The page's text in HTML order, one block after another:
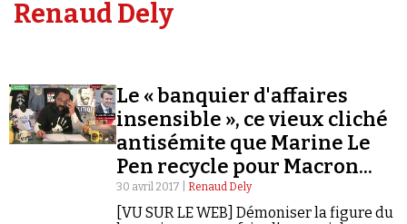
Analyses
Vidéos
Émissions
Revues de presse
Renaud Dely
Le « banquier d'affaires
insensible », ce vieux cliché
antisémite que Marine Le
Pen recycle pour Macron...
30 avril 2017 | Renaud Dely
[VU SUR LE WEB] Démoniser la figure du